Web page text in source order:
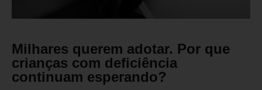
Milhares querem adotar. Por que
crianças com deficiência
continuam esperando?